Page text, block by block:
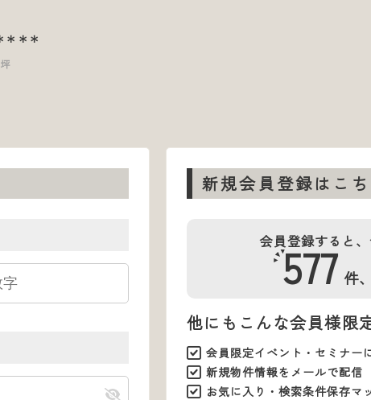
＊＊＊
新規会員登録はこち
会員登録すると
577 件、
他にもこんな会員様限
会員限定イベント・セミナー
新規物件情報をメールで配信
お気に入り・検索条件保存マ